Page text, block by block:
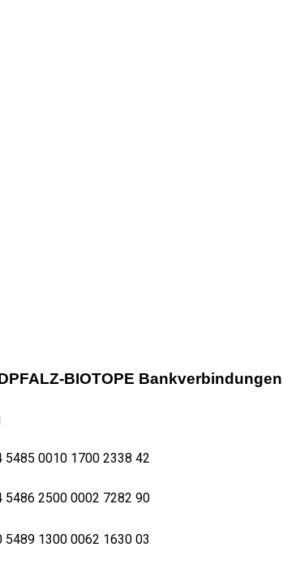
BIOTOPE Bankverbindungen
5485 0010 1700 2338 42
5486 2500 0002 7282 90
5489 1300 0062 1630 03